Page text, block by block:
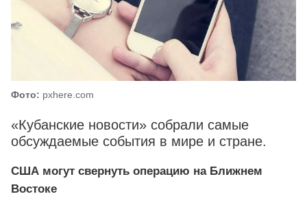
Фото: pxhere.com
«Кубанские новости» собрали самые
обсуждаемые события в мире и стране.
США могут свернуть операцию на Ближнем
Востоке